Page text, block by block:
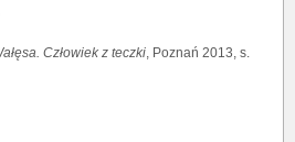
Człowiek z teczki, Poznań 2013, s.